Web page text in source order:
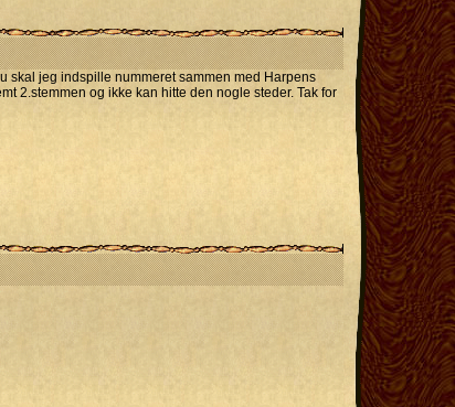
skal jeg indspille nummeret sammen med Harpens
2.stemmen og ikke kan hitte den nogle steder. Tak for